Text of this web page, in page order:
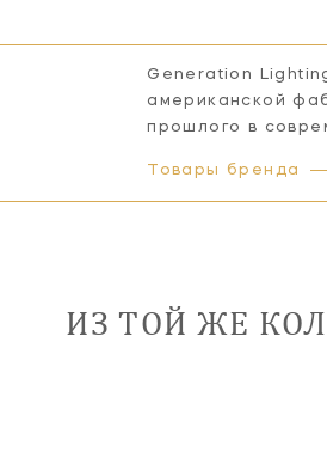
Generation
американской
прошлого в
Товары бренда
ИЗ ТОЙ ЖЕ